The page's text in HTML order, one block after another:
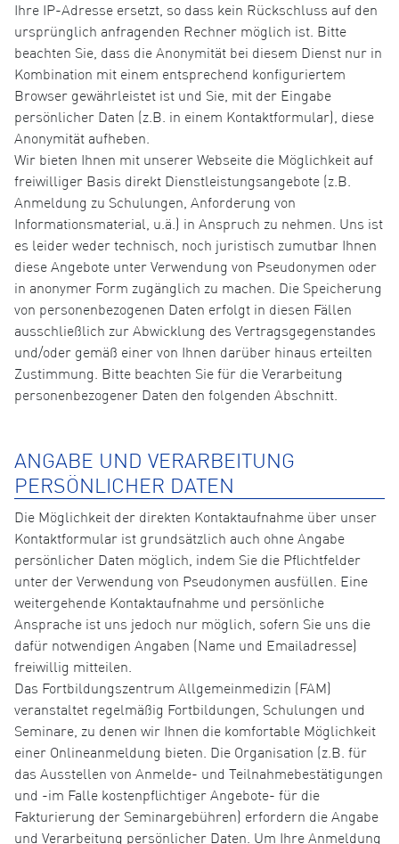
Ihre IP-Adresse ersetzt, so dass kein Rückschluss auf den
ursprünglich anfragenden Rechner möglich ist. Bitte
beachten Sie, dass die Anonymität bei diesem Dienst nur in
Kombination mit einem entsprechend konfiguriertem
Browser gewährleistet ist und Sie, mit der Eingabe
persönlicher Daten (z.B. in einem Kontaktformular), diese
Anonymität aufheben.
Wir bieten Ihnen mit unserer Webseite die Möglichkeit auf
freiwilliger Basis direkt Dienstleistungsangebote (z.B.
Anmeldung zu Schulungen, Anforderung von
Informationsmaterial, u.ä.) in Anspruch zu nehmen. Uns ist
es leider weder technisch, noch juristisch zumutbar Ihnen
diese Angebote unter Verwendung von Pseudonymen oder
in anonymer Form zugänglich zu machen. Die Speicherung
von personenbezogenen Daten erfolgt in diesen Fällen
ausschließlich zur Abwicklung des Vertragsgegenstandes
und/oder gemäß einer von Ihnen darüber hinaus erteilten
Zustimmung. Bitte beachten Sie für die Verarbeitung
personenbezogener Daten den folgenden Abschnitt.
ANGABE UND VERARBEITUNG
PERSÖNLICHER DATEN
Die Möglichkeit der direkten Kontaktaufnahme über unser
Kontaktformular ist grundsätzlich auch ohne Angabe
persönlicher Daten möglich, indem Sie die Pflichtfelder
unter der Verwendung von Pseudonymen ausfüllen. Eine
weitergehende Kontaktaufnahme und persönliche
Ansprache ist uns jedoch nur möglich, sofern Sie uns die
dafür notwendigen Angaben (Name und Emailadresse)
freiwillig mitteilen.
Das Fortbildungszentrum Allgemeinmedizin (FAM)
veranstaltet regelmäßig Fortbildungen, Schulungen und
Seminare, zu denen wir Ihnen die komfortable Möglichkeit
einer Onlineanmeldung bieten. Die Organisation (z.B. für
das Ausstellen von Anmelde- und Teilnahmebestätigungen
und -im Falle kostenpflichtiger Angebote- für die
Fakturierung der Seminargebühren) erfordern die Angabe
und Verarbeitung persönlicher Daten. Um Ihre Anmeldung